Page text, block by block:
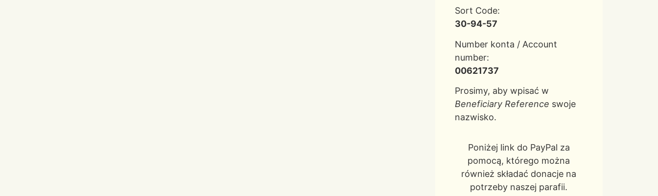
Sort Code:
30-94-57
Number konta / Account
number:
00621737
Prosimy, aby wpisać w
Beneficiary Reference swoje
nazwisko.
Poniżej link do PayPal za
pomocą, którego można
również składać donacje na
potrzeby naszej parafii.